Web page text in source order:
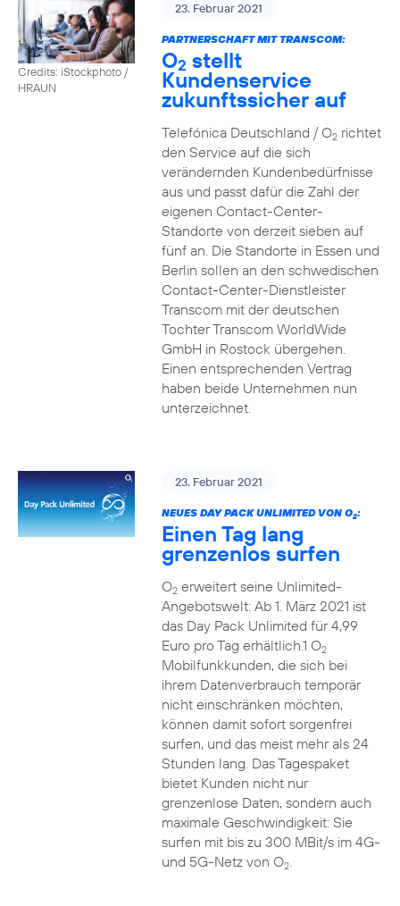
Credits: iStockphoto /
HRAUN
23. Februar 2021
PARTNERSCHAFT MIT TRANSCOM:
O2 stellt
Kundenservice
zukunftssicher auf
Telefónica Deutschland / O2richtet
den Service auf die sich
verändernden Kundenbedürfnisse
aus und passt dafür die Zahl der
eigenen Contact-Center-
Standorte von derzeit sieben auf
fünf an. Die Standorte in Essen und
Berlin sollen an den schwedischen
Contact-Center-Dienstleister
Transcom mit der deutschen
Tochter Transcom WorldWide
GmbH in Rostock übergehen.
Einen entsprechenden Vertrag
haben beide Unternehmen nun
unterzeichnet.
23. Februar 2021
NEUES DAY PACK UNLIMITED VON O2:
Einen Tag lang
grenzenlos surfen
O2erweitert seine Unlimited-
Angebotswelt: Ab 1. März 2021 ist
das Day Pack Unlimited für 4,99
Euro pro Tag erhältlich.1 O2
Mobilfunkkunden, die sich bei
ihrem Datenverbrauch temporär
nicht einschränken möchten,
können damit sofort sorgenfrei
surfen, und das meist mehr als 24
Stunden lang. Das Tagespaket
bietet Kunden nicht nur
grenzenlose Daten, sondern auch
maximale Geschwindigkeit: Sie
surfen mit bis zu 300 MBit/s im 4G-
und 5G-Netz von O2.